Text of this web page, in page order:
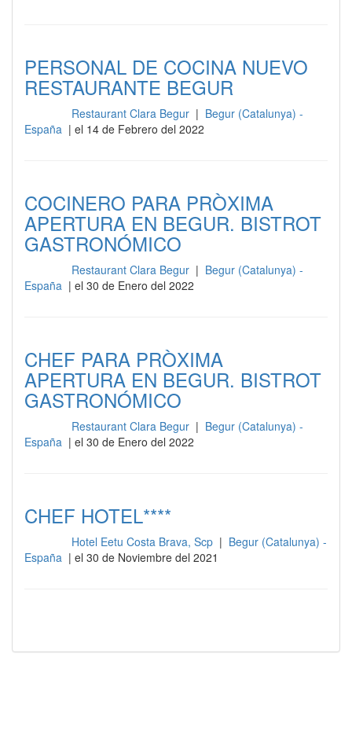
PERSONAL DE COCINA NUEVO
RESTAURANTE BEGUR
Restaurant Clara Begur | Begur (Catalunya) -
España | el 14 de Febrero del 2022
COCINERO PARA PRÒXIMA
APERTURA EN BEGUR. BISTROT
GASTRONÓMICO
Restaurant Clara Begur | Begur (Catalunya) -
España | el 30 de Enero del 2022
CHEF PARA PRÒXIMA
APERTURA EN BEGUR. BISTROT
GASTRONÓMICO
Restaurant Clara Begur | Begur (Catalunya) -
España | el 30 de Enero del 2022
CHEF HOTEL****
Hotel Eetu Costa Brava, Scp | Begur (Catalunya) -
España | el 30 de Noviembre del 2021